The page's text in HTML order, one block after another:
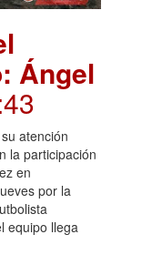
Ángel
atención
la participación
en
por la
equipo llega